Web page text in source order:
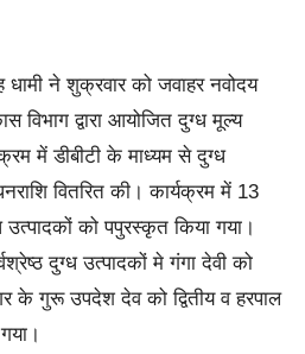
धामी ने शुक्रवार को जवाहर नवोदय
विभाग द्वारा आयोजित दुग्ध मूल्य
में डीबीटी के माध्यम से दुग्ध
वितरित की। कार्यक्रम में 13
को पपुरस्कृत किया गया।
दुग्ध उत्पादकों मे गंगा देवी को
गुरू उपदेश देव को द्वितीय व हरपाल